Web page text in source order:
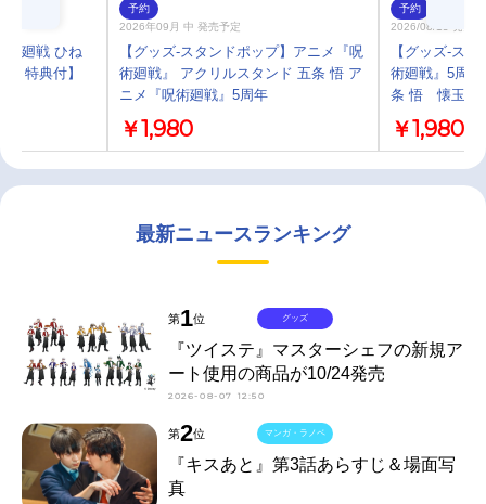
術廻戦 ひね
ト特典付】
予約
2026年09月 中 発売予定
【グッズ-スタンドポップ】アニメ『呪
術廻戦』 アクリルスタンド 五条 悟 ア
ニメ『呪術廻戦』5周年
￥1,980
予約
2026/08/15 発売
【グッズ-ス
術廻戦』5周
条 悟 懐玉・
￥1,980
最新ニュースランキング
第1位
『ツイステ』マスターシェフの新規ア
ート使用の商品が10/24発売
2026-08-07 12:50
グッズ
第2位
『キスあと』第3話あらすじ＆場面写
真
マンガ・ラノベ